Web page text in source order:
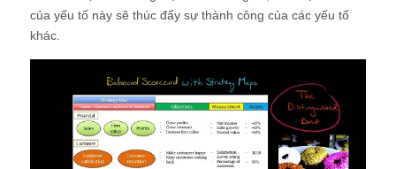
của yếu tố này sẽ thúc đẩy sự thành công của các yếu tố
khác.